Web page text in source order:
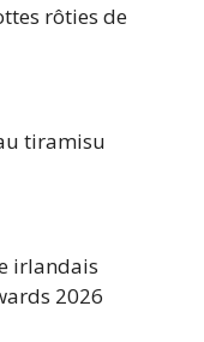
rôties de
tiramisu
irlandais
2026